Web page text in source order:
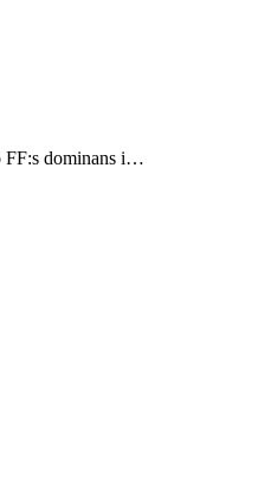
FF:s dominans i…